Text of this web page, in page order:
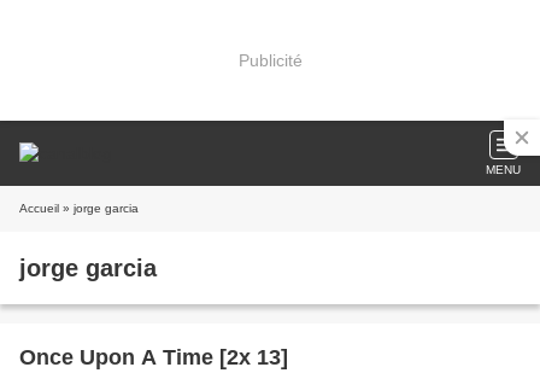
Publicité
MENU
Accueil » jorge garcia
jorge garcia
Once Upon A Time [2x 13]